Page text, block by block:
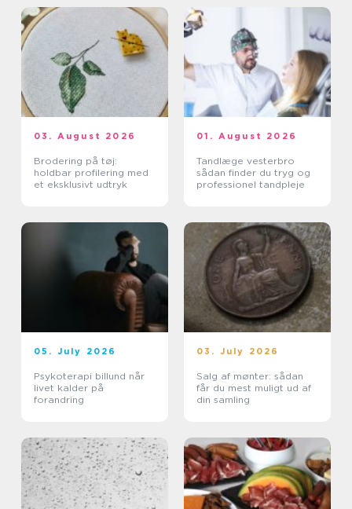
03. August 2026
Brodering på tøj:
holdbar profilering med
et eksklusivt udtryk
01. August 2026
Tandlæge vesterbro
sådan finder du tryg og
professionel tandpleje
05. July 2026
Psykoterapi billund når
livet kalder på
forandring
03. July 2026
Salg af mønter: sådan
får du mest muligt ud af
din samling